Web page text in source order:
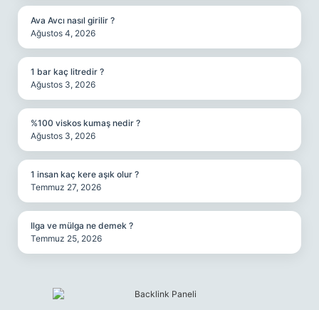
Ava Avcı nasıl girilir ?
Ağustos 4, 2026
1 bar kaç litredir ?
Ağustos 3, 2026
%100 viskos kumaş nedir ?
Ağustos 3, 2026
1 insan kaç kere aşık olur ?
Temmuz 27, 2026
Ilga ve mülga ne demek ?
Temmuz 25, 2026